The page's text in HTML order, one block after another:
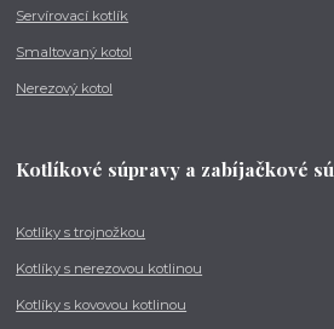
Servírovací kotlík
Smaltovaný kotol
Nerezový kotol
Kotlíkové súpravy a zabíjačkové
Kotlíky s trojnožkou
Kotlíky s nerezovou kotlinou
Kotlíky s kovovou kotlinou